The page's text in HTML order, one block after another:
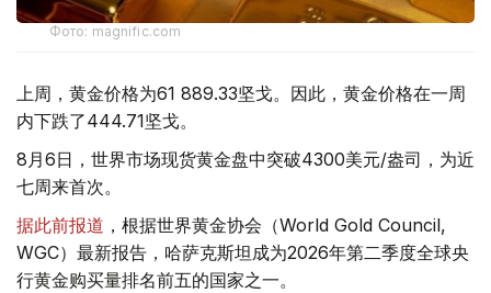
Фото: magnific.com
上周，黄金价格为61 889.33坚戈。因此，黄金价格在一周
内下跌了444.71坚戈。
8月6日，世界市场现货黄金盘中突破4300美元/盎司，为近
七周来首次。
据此前报道 ，根据世界黄金协会（World Gold Council,
WGC）最新报告，哈萨克斯坦成为2026年第二季度全球央
行黄金购买量排名前五的国家之一。